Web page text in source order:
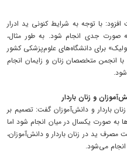
با توجه به شرایط کنونی ید ادرار
به صورت جدی انجام شود. به طور مثال،
برای دانشگاه‌های علوم‌پزشکی کشور
انجمن متخصصان زنان و زایمان انجام
و زنان باردار
باردار و دانش‌آموزان گفت: تصمیم بر
به صورت یکسال در میان انجام شود اما
ید در زنان باردار و دانش‌آموزان،